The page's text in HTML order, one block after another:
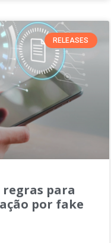
RELEASES
regras para
por fake